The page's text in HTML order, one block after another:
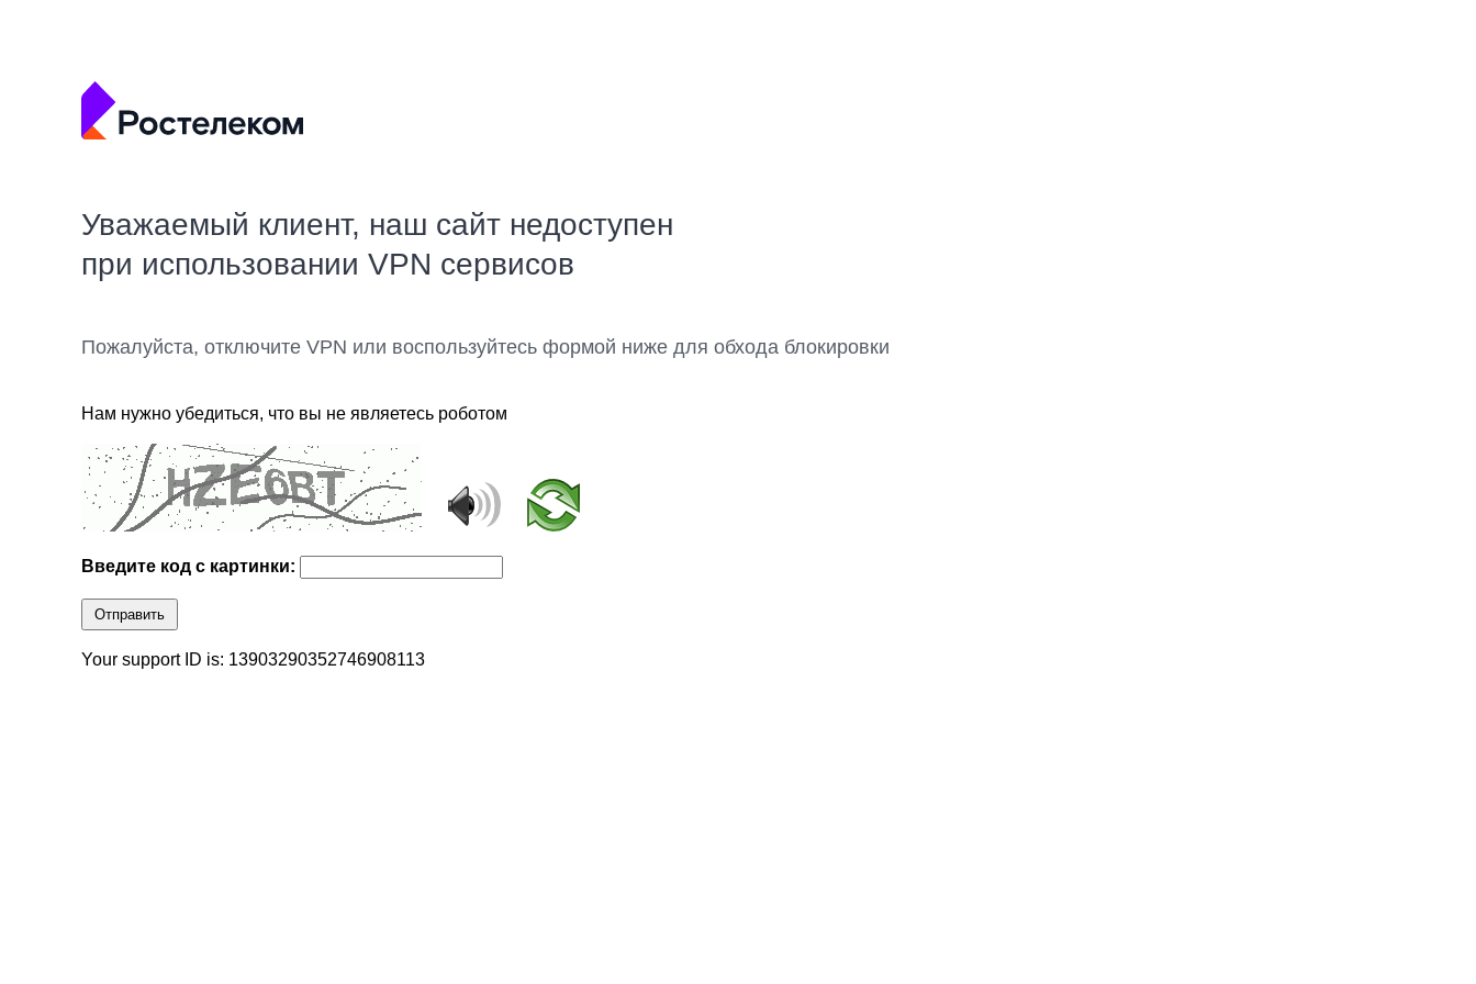
Уважаемый клиент, наш сайт недоступен
при использовании VPN сервисов
Пожалуйста, отключите VPN или воспользуйтесь формой ниже для обхода блокировки
Нам нужно убедиться, что вы не являетесь роботом
Введите код с картинки:
Отправить
Your support ID is: 13903290352746908113